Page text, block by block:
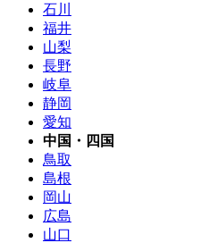
石川
福井
山梨
長野
岐阜
静岡
愛知
中国・四国
鳥取
島根
岡山
広島
山口